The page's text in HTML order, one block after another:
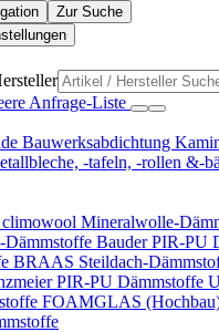
Zur Suche
Anfrage-Liste
Bauwerksabdichtung
-tafeln, -rollen &-
climowool Mineralwolle-
Bauder PIR-PU
BRAAS Steildach-
PIR-PU Dämmstoffe
FOAMGLAS